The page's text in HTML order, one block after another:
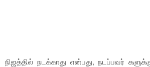
நிஜத்தில் நடக்காது என்பது, நடப்பவர்